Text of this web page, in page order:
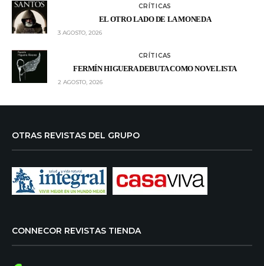
CRÍTICAS
EL OTRO LADO DE LA MONEDA
3 AGOSTO, 2026
CRÍTICAS
FERMÍN HIGUERA DEBUTA COMO NOVELISTA
2 AGOSTO, 2026
OTRAS REVISTAS DEL GRUPO
CONNECOR REVISTAS TIENDA